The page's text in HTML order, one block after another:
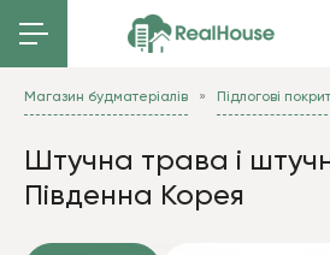
Магазин будматеріалів Підлогові
Штучна трава і
Південна Корея